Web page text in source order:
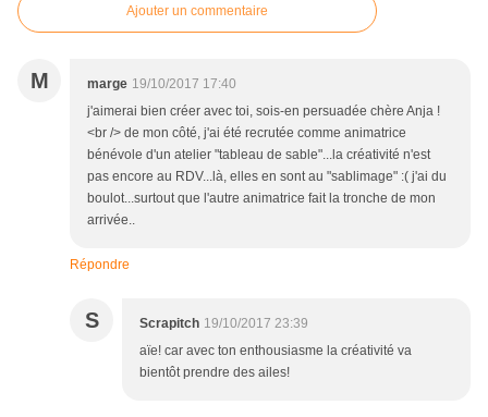
Ajouter un commentaire
M marge 19/10/2017 17:40
j'aimerai bien créer avec toi, sois-en persuadée chère Anja !
<br /> de mon côté, j'ai été recrutée comme animatrice
bénévole d'un atelier "tableau de sable"...la créativité n'est
pas encore au RDV...là, elles en sont au "sablimage" :( j'ai du
boulot...surtout que l'autre animatrice fait la tronche de mon
arrivée..
Répondre
S Scrapitch 19/10/2017 23:39
aïe! car avec ton enthousiasme la créativité va
bientôt prendre des ailes!